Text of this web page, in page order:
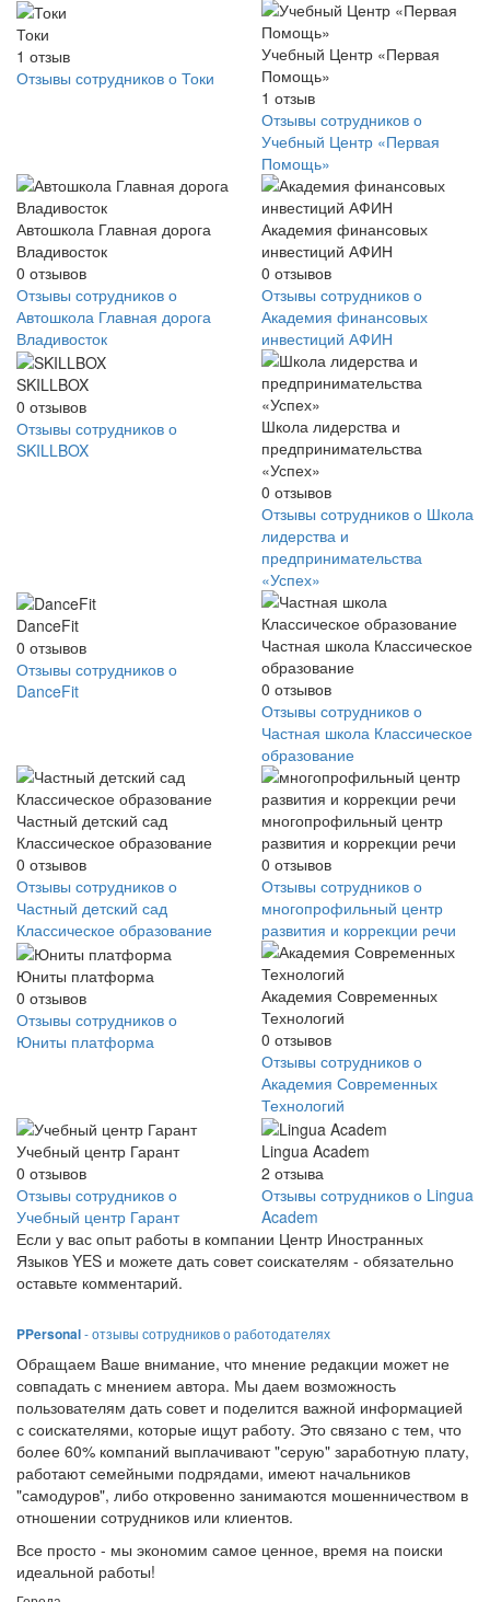
Токи
1 отзыв
Отзывы сотрудников о Токи
Учебный Центр «Первая
Помощь»
1 отзыв
Отзывы сотрудников о
Учебный Центр «Первая
Помощь»
Автошкола Главная дорога
Владивосток
0 отзывов
Отзывы сотрудников о
Автошкола Главная дорога
Владивосток
Академия финансовых
инвестиций АФИН
0 отзывов
Отзывы сотрудников о
Академия финансовых
инвестиций АФИН
SKILLBOX
0 отзывов
Отзывы сотрудников о
SKILLBOX
Школа лидерства и
предпринимательства
«Успех»
0 отзывов
Отзывы сотрудников о Школа
лидерства и
предпринимательства
«Успех»
DanceFit
0 отзывов
Отзывы сотрудников о
DanceFit
Частная школа Классическое
образование
0 отзывов
Отзывы сотрудников о
Частная школа Классическое
образование
Частный детский сад
Классическое образование
0 отзывов
Отзывы сотрудников о
Частный детский сад
Классическое образование
многопрофильный центр
развития и коррекции речи
0 отзывов
Отзывы сотрудников о
многопрофильный центр
развития и коррекции речи
Юниты платформа
0 отзывов
Отзывы сотрудников о
Юниты платформа
Академия Современных
Технологий
0 отзывов
Отзывы сотрудников о
Академия Современных
Технологий
Учебный центр Гарант
0 отзывов
Отзывы сотрудников о
Учебный центр Гарант
Lingua Academ
2 отзыва
Отзывы сотрудников о Lingua
Academ
Если у вас опыт работы в компании Центр Иностранных
Языков YES и можете дать совет соискателям - обязательно
оставьте комментарий.
PPersonal- отзывы сотрудников о работодателях
Обращаем Ваше внимание, что мнение редакции может не
совпадать с мнением автора. Мы даем возможность
пользователям дать совет и поделится важной информацией
с соискателями, которые ищут работу. Это связано с тем, что
более 60% компаний выплачивают "серую" заработную плату,
работают семейными подрядами, имеют начальников
"самодуров", либо откровенно занимаются мошенничеством в
отношении сотрудников или клиентов.
Все просто - мы экономим самое ценное, время на поиски
идеальной работы!